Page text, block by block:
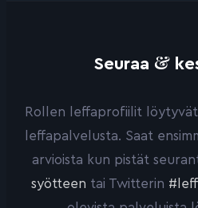
Seuraa &
Rollen leffaprofiilit löytyvät
leffapalvelusta. Saat
arvioista kun pistät
syötteen tai Twitterin